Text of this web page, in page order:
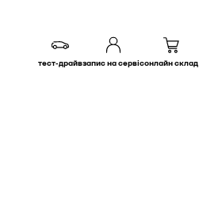
тест-драйвзапис на сервісонлайн склад